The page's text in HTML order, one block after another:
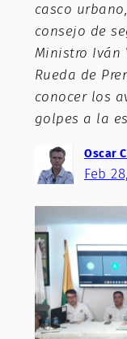
casco
consejo de
Ministro Iván
Rueda de
conocer los
golpes a la
Oscar
Feb